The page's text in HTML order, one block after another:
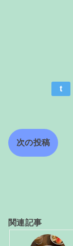
t
次の投稿
関連記事